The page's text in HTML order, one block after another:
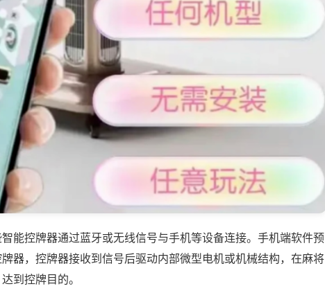
能控牌器通过蓝牙或无线信号与手机等设备连接。手机端软件预
器，控牌器接收到信号后驱动内部微型电机或机械结构，在麻将
到控牌目的。